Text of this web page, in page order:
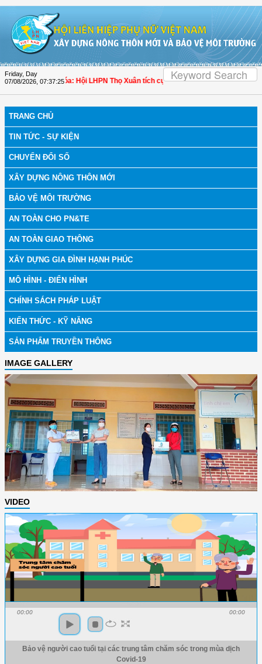
Friday, Day
07/08/2026 07:37:26
| Thanh Hóa: Hội LHPN Thọ Xuân tích cực góp phần nâng cao tỷ lệ người
TRANG CHỦ
TIN TỨC - SỰ KIỆN
CHUYỂN ĐỔI SỐ
XÂY DỰNG NÔNG THÔN MỚI
BẢO VỆ MÔI TRƯỜNG
AN TOÀN CHO PN&TE
AN TOÀN GIAO THÔNG
XÂY DỰNG GIA ĐÌNH HẠNH PHÚC
MÔ HÌNH - ĐIỂN HÌNH
CHÍNH SÁCH PHÁP LUẬT
KIẾN THỨC - KỸ NĂNG
SẢN PHẨM TRUYỀN THÔNG
IMAGE GALLERY
VIDEO
00:00 00:00
Bảo vệ người cao tuổi tại các trung tâm chăm sóc trong mùa dịch
Covid-19